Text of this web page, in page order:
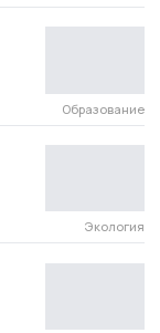
Образование
Экология